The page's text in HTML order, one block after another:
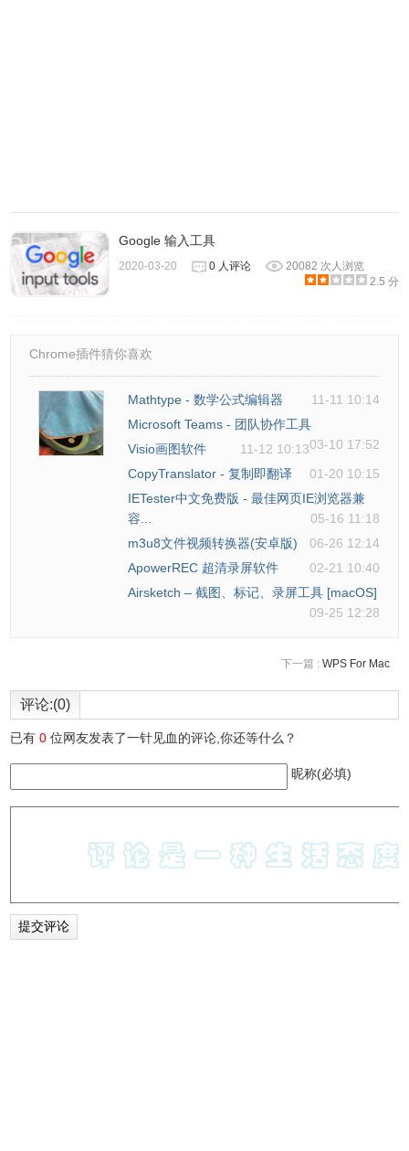
4、在弹出的窗口中输入你的QQ账号密码即可。
5、QQ登陆完成后就会出现下图的状态条。
6、点击工具箱按钮会出现下图，在此页面你可以截图、查看
天气、阅读小说、观看影视等等。
Google 输入工具
2020-03-20 0 人评论
20082 次人浏览
2.5 分
Chrome插件猜你喜欢
Mathtype - 数学公式编辑器
11-11 10:14
Microsoft Teams - 团队协作工具
03-10 17:52
Visio画图软件
11-12 10:13
CopyTranslator - 复制即翻译
01-20 10:15
IETester中文免费版 - 最佳网页IE浏览器兼
容...
05-16 11:18
m3u8文件视频转换器(安卓版)
06-26 12:14
ApowerREC 超清录屏软件
02-21 10:40
Airsketch – 截图、标记、录屏工具 [macOS]
09-25 12:28
下一篇 : WPS For Mac
评论:(0)
已有0 位网友发表了一针见血的评论,你还等什么？
昵称(必填)